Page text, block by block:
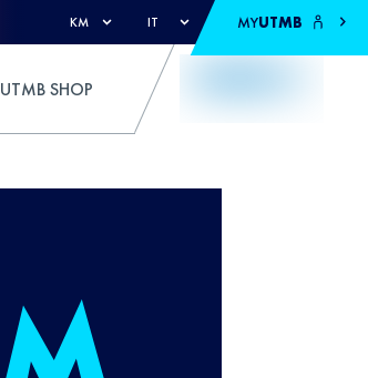
KM IT MYUTMB
UTMB SHOP